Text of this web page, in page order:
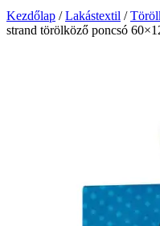
Kezdőlap /Lakástextil /
strand törölköző poncsó